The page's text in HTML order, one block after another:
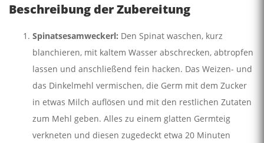
Beschreibung der Zubereitung
Spinatsesamweckerl: Den Spinat waschen, kurz
blanchieren, mit kaltem Wasser abschrecken, abtropfen
lassen und anschließend fein hacken. Das Weizen- und
das Dinkelmehl vermischen, die Germ mit dem Zucker
in etwas Milch auflösen und mit den restlichen Zutaten
zum Mehl geben. Alles zu einem glatten Germteig
verkneten und diesen zugedeckt etwa 20 Minuten